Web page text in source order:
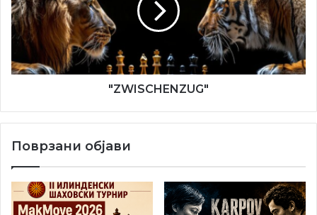
„Релативна вилушка„ – една фигура напаѓа симултано
"ZWISCHENZUG"
Поврзани објави